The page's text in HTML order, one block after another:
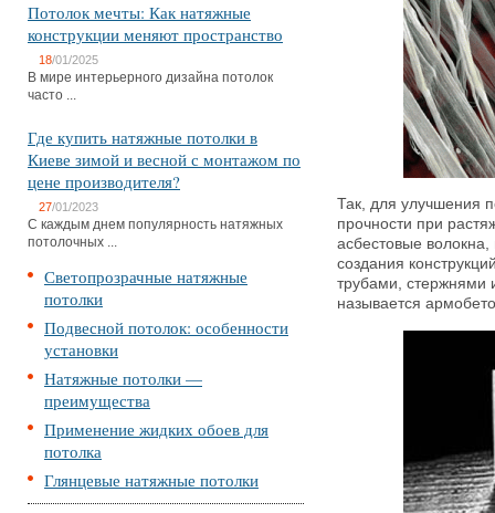
Потолок мечты: Как натяжные
конструкции меняют пространство
18/01/2025
В мире интерьерного дизайна потолок
часто ...
Где купить натяжные потолки в
Киеве зимой и весной с монтажом по
цене производителя?
27/01/2023
С каждым днем популярность натяжных
потолочных ...
Светопрозрачные натяжные
потолки
Подвесной потолок: особенности
установки
Натяжные потолки —
преимущества
Применение жидких обоев для
потолка
Глянцевые натяжные потолки
Так, для улучшения
прочности при
асбестовые
создания
трубами, стержнями
называется